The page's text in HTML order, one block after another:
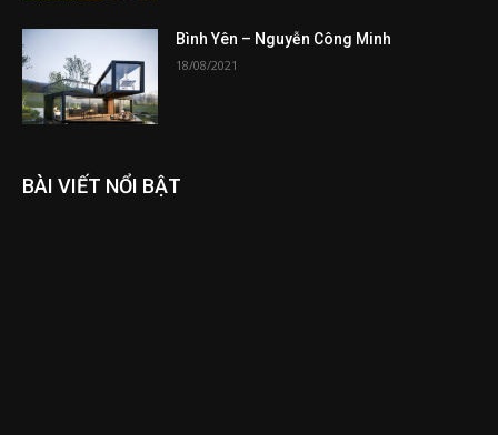
Bình Yên – Nguyễn Công Minh
18/08/2021
BÀI VIẾT NỔI BẬT